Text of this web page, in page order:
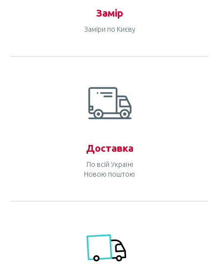
Замір
Заміри по Києву
Доставка
По всій Україні
Новою поштою